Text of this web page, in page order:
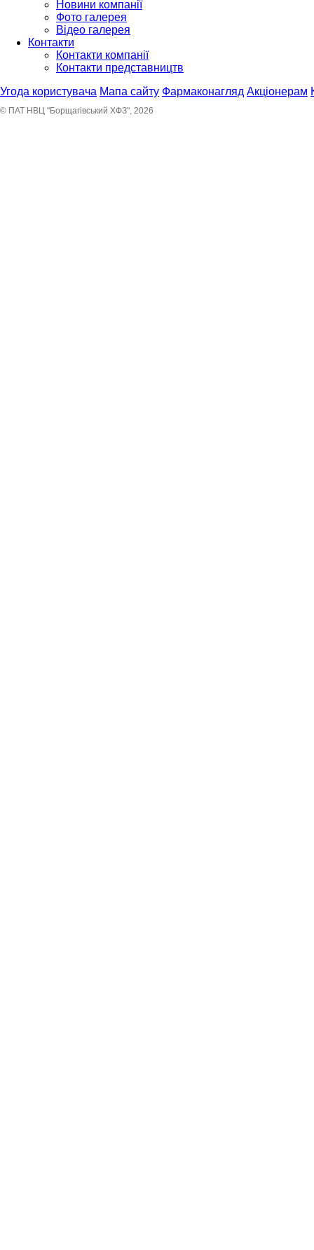
Новини компанії
Фото галерея
Відео галерея
Контакти
Контакти компанії
Контакти представництв
Угода користувача Мапа сайту Фармаконагляд Акціонерам
© ПАТ НВЦ "Борщагівський ХФЗ", 2026